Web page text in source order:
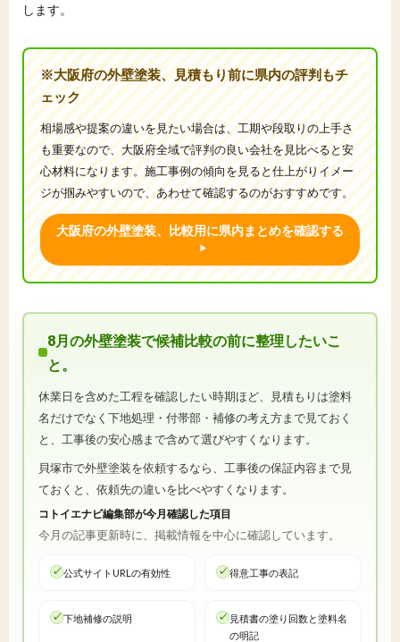
します。
※大阪府の外壁塗装、見積もり前に県内の評判もチ
ェック
相場感や提案の違いを見たい場合は、工期や段取りの上手さ
も重要なので、大阪府全域で評判の良い会社を見比べると安
心材料になります。施工事例の傾向を見ると仕上がりイメー
ジが掴みやすいので、あわせて確認するのがおすすめです。
大阪府の外壁塗装、比較用に県内まとめを確認する
8月の外壁塗装で候補比較の前に整理したいこ
と。
休業日を含めた工程を確認したい時期ほど、見積もりは塗料
名だけでなく下地処理・付帯部・補修の考え方まで見ておく
と、工事後の安心感まで含めて選びやすくなります。
貝塚市で外壁塗装を依頼するなら、工事後の保証内容まで見
ておくと、依頼先の違いを比べやすくなります。
コトイエナビ編集部が今月確認した項目
今月の記事更新時に、掲載情報を中心に確認しています。
公式サイトURLの有効性 得意工事の表記
下地補修の説明
見積書の塗り回数と塗料名
の明記